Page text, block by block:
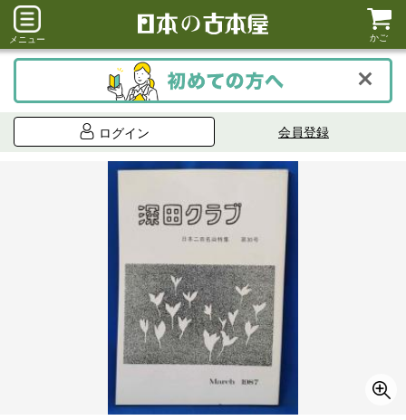
メニュー かご
ログイン 会員登録